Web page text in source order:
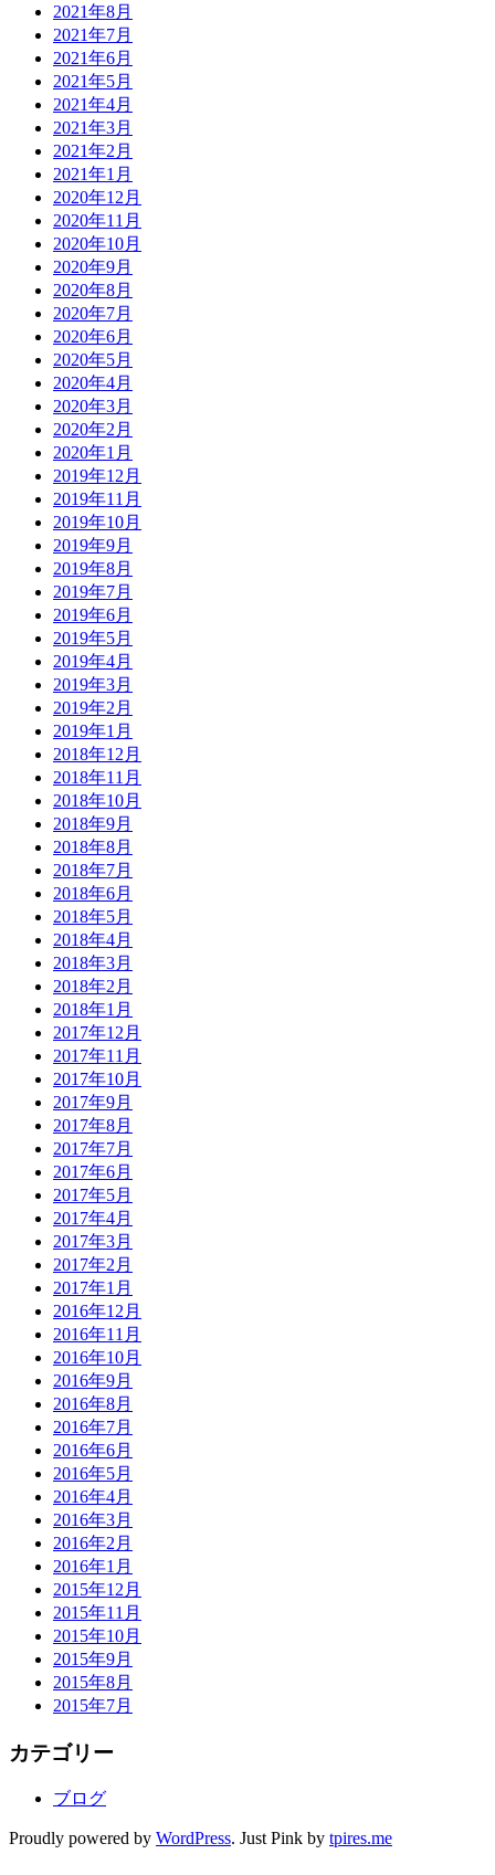
2021年8月
2021年7月
2021年6月
2021年5月
2021年4月
2021年3月
2021年2月
2021年1月
2020年12月
2020年11月
2020年10月
2020年9月
2020年8月
2020年7月
2020年6月
2020年5月
2020年4月
2020年3月
2020年2月
2020年1月
2019年12月
2019年11月
2019年10月
2019年9月
2019年8月
2019年7月
2019年6月
2019年5月
2019年4月
2019年3月
2019年2月
2019年1月
2018年12月
2018年11月
2018年10月
2018年9月
2018年8月
2018年7月
2018年6月
2018年5月
2018年4月
2018年3月
2018年2月
2018年1月
2017年12月
2017年11月
2017年10月
2017年9月
2017年8月
2017年7月
2017年6月
2017年5月
2017年4月
2017年3月
2017年2月
2017年1月
2016年12月
2016年11月
2016年10月
2016年9月
2016年8月
2016年7月
2016年6月
2016年5月
2016年4月
2016年3月
2016年2月
2016年1月
2015年12月
2015年11月
2015年10月
2015年9月
2015年8月
2015年7月
カテゴリー
ブログ
Proudly powered by WordPress. Just Pink by tpires.me